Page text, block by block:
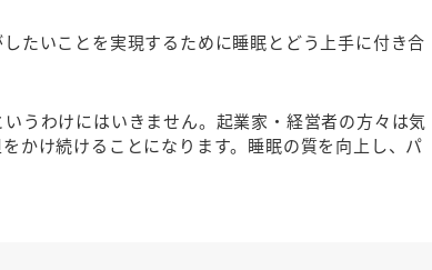
たいことを実現するために睡眠とどう上手に付き合
うわけにはいきません。起業家・経営者の方々は気
かけ続けることになります。睡眠の質を向上し、パ